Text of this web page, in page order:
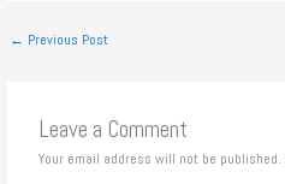
← Previous Post
Leave a Comment
Your email address will not be published.